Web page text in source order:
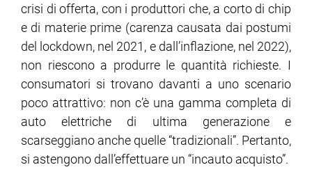
crisi di offerta, con i produttori che, a corto di chip
e di materie prime (carenza causata dai postumi
del lockdown, nel 2021, e dall’inflazione, nel 2022),
non riescono a produrre le quantità richieste. I
consumatori si trovano davanti a uno scenario
poco attrattivo: non c’è una gamma completa di
auto elettriche di ultima generazione e
scarseggiano anche quelle “tradizionali”. Pertanto,
si astengono dall’effettuare un “incauto acquisto”.